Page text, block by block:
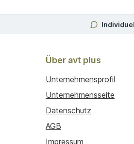
Über avt plus
Unternehmensprofil
Unternehmensseite
Datenschutz
AGB
Impressum